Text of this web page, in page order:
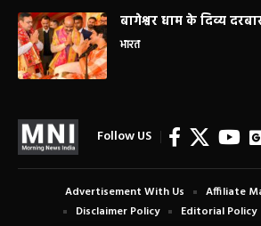
बागेश्वर धाम के दिव्य
भारत
Follow US
Advertisement With Us
Affiliate
Disclaimer Policy
Editorial Policy